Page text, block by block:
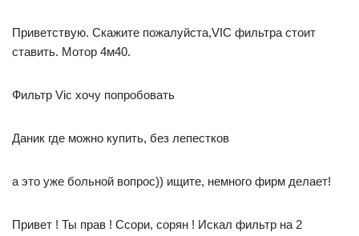
Приветствую. Скажите пожалуйста,VIC фильтра стоит
ставить. Мотор 4м40.
Фильтр Vic хочу попробовать
Даник где можно купить, без лепестков
а это уже больной вопрос)) ищите, немного фирм делает!
Привет ! Ты прав ! Ссори, сорян ! Искал фильтр на 2